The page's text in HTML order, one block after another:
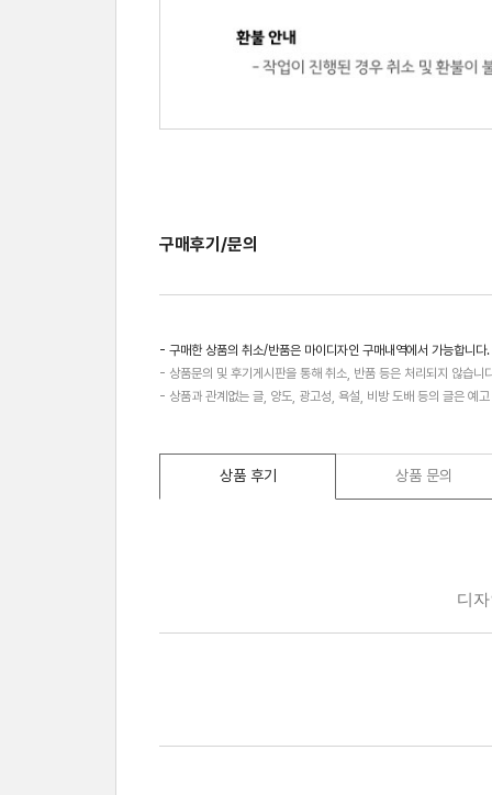
구매후기/문의
- 구매한 상품의 취소/반품은 마이디자인 구매내역에서 가능합니다.
- 상품문의 및 후기게시판을 통해 취소, 반품 등은 처리되지 않습니
- 상품과 관계없는 글, 양도, 광고성, 욕설, 비방 도배 등의 글은 예
상품 후기 상품 문의